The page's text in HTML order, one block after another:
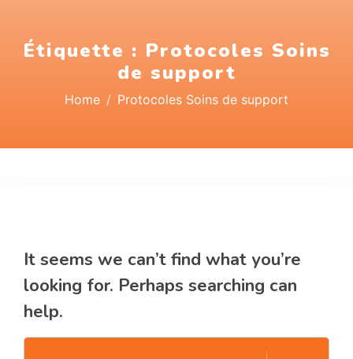
Étiquette : Protocoles Soins
de support
Home Protocoles Soins de support
It seems we can’t find what you’re
looking for. Perhaps searching can
help.